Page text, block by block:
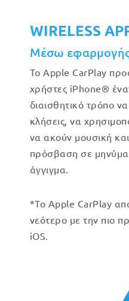
WIRELESS
Μέσω
Το Apple CarPlay
χρήστες iPhone®
διαισθητικό τρόπο
κλήσεις, να
να ακούν μουσική
πρόσβαση σε
άγγιγμα.
*Το Apple CarPlay
νεότερο με την πιο
iOS.